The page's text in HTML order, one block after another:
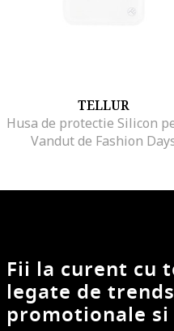
TELLUR
Vandut de Fashion
Fii la curent cu
legate de
promotionale